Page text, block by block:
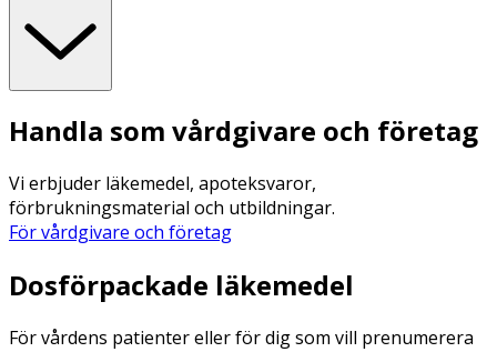
Handla som vårdgivare och företag
Vi erbjuder läkemedel, apoteksvaror,
förbrukningsmaterial och utbildningar.
För vårdgivare och företag
Dosförpackade läkemedel
För vårdens patienter eller för dig som vill prenumerera